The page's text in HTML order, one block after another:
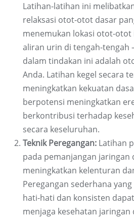
Latihan-latihan ini
relaksasi otot-otot dasar
menemukan lokasi otot-otot
aliran urin di tengah-tengah
dalam tindakan ini adalah
Anda. Latihan kegel secara
meningkatkan kekuatan
berpotensi meningkatkan
berkontribusi terhadap
secara keseluruhan.
Teknik Peregangan: Latihan
pada pemanjangan jaringan
meningkatkan kelenturan
Peregangan sederhana
hati-hati dan konsisten
menjaga kesehatan